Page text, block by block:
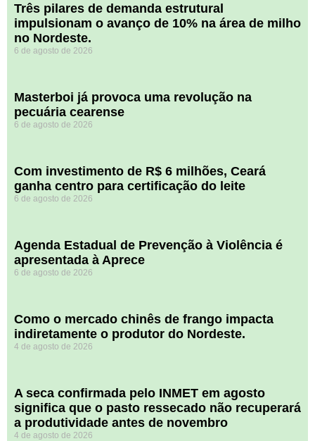
​Três pilares de demanda estrutural
impulsionam o avanço de 10% na área de milho
no Nordeste.
6 de agosto de 2026
Masterboi já provoca uma revolução na
pecuária cearense
6 de agosto de 2026
Com investimento de R$ 6 milhões, Ceará
ganha centro para certificação do leite
6 de agosto de 2026
Agenda Estadual de Prevenção à Violência é
apresentada à Aprece
6 de agosto de 2026
​Como o mercado chinês de frango impacta
indiretamente o produtor do Nordeste.
4 de agosto de 2026
A seca confirmada pelo INMET em agosto
significa que o pasto ressecado não recuperará
a produtividade antes de novembro
4 de agosto de 2026